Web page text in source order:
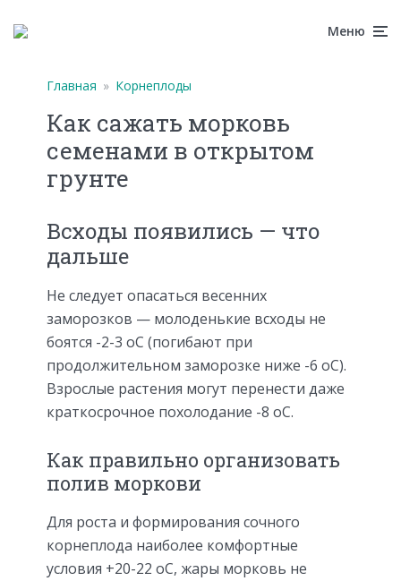
Меню
Главная » Корнеплоды
Как сажать морковь
семенами в открытом
грунте
Всходы появились — что
дальше
Не следует опасаться весенних
заморозков — молоденькие всходы не
боятся -2-3 оС (погибают при
продолжительном заморозке ниже -6 оС).
Взрослые растения могут перенести даже
краткосрочное похолодание -8 оС.
Как правильно организовать
полив моркови
Для роста и формирования сочного
корнеплода наиболее комфортные
условия +20-22 оС, жары морковь не